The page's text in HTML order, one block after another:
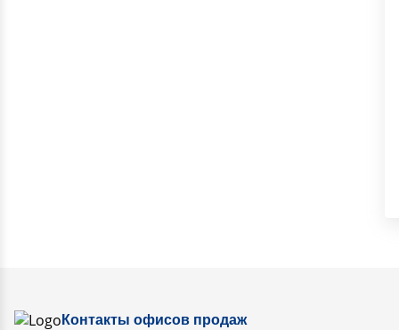
Контакты офисов продаж